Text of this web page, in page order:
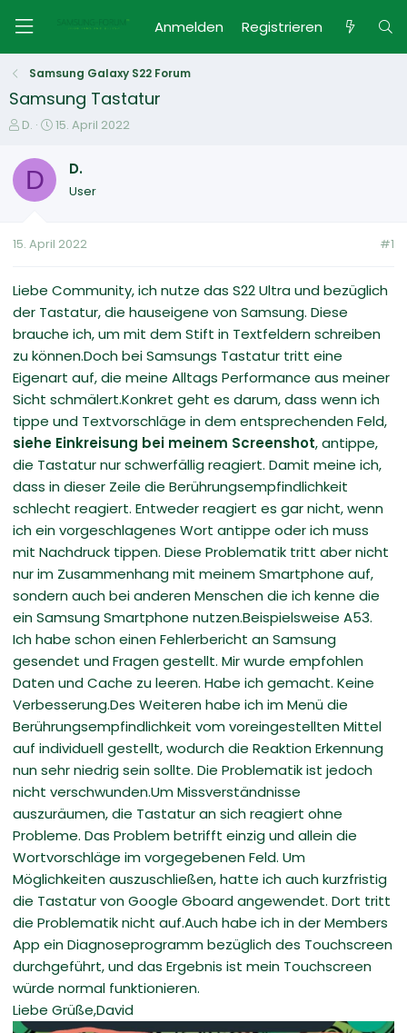
Anmelden Registrieren
Samsung Galaxy S22 Forum
Samsung Tastatur
E
s
e
e
D.
E
t
m
15. April 2022
D D.
User
15. April 2022 #1
Liebe Community, ich nutze das S22 Ultra und bezüglich
der Tastatur, die hauseigene von Samsung. Diese
brauche ich, um mit dem Stift in Textfeldern schreiben
zu können.Doch bei Samsungs Tastatur tritt eine
Eigenart auf, die meine Alltags Performance aus meiner
Sicht schmälert.Konkret geht es darum, dass wenn ich
tippe und Textvorschläge in dem entsprechenden Feld,
siehe Einkreisung bei meinem Screenshot, antippe,
die Tastatur nur schwerfällig reagiert. Damit meine ich,
dass in dieser Zeile die Berührungsempfindlichkeit
schlecht reagiert. Entweder reagiert es gar nicht, wenn
ich ein vorgeschlagenes Wort antippe oder ich muss
mit Nachdruck tippen. Diese Problematik tritt aber nicht
nur im Zusammenhang mit meinem Smartphone auf,
sondern auch bei anderen Menschen die ich kenne die
ein Samsung Smartphone nutzen.Beispielsweise A53.
Ich habe schon einen Fehlerbericht an Samsung
gesendet und Fragen gestellt. Mir wurde empfohlen
Daten und Cache zu leeren. Habe ich gemacht. Keine
Verbesserung.Des Weiteren habe ich im Menü die
Berührungsempfindlichkeit vom voreingestellten Mittel
auf individuell gestellt, wodurch die Reaktion Erkennung
nun sehr niedrig sein sollte. Die Problematik ist jedoch
nicht verschwunden.Um Missverständnisse
auszuräumen, die Tastatur an sich reagiert ohne
Probleme. Das Problem betrifft einzig und allein die
Wortvorschläge im vorgegebenen Feld. Um
Möglichkeiten auszuschließen, hatte ich auch kurzfristig
die Tastatur von Google Gboard angewendet. Dort tritt
die Problematik nicht auf.Auch habe ich in der Members
App ein Diagnoseprogramm bezüglich des Touchscreen
durchgeführt, und das Ergebnis ist mein Touchscreen
würde normal funktionieren.
Liebe Grüße,David